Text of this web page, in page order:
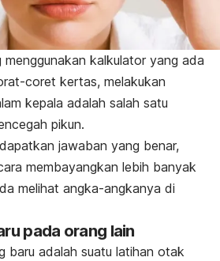
menggunakan kalkulator yang ada
coret kertas, melakukan
kepala adalah salah satu
pikun.
jawaban yang benar,
membayangkan lebih banyak
melihat angka-angkanya di
pada orang lain
baru adalah suatu latihan otak